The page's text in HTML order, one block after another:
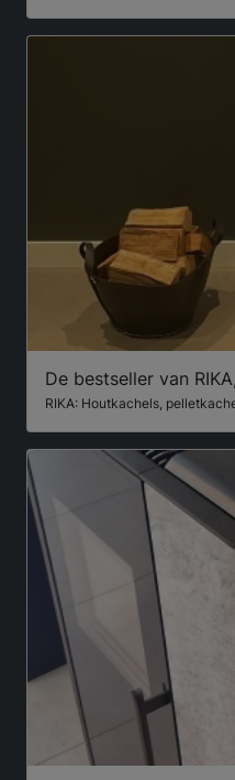
De bestseller van
RIKA: Houtkachels,